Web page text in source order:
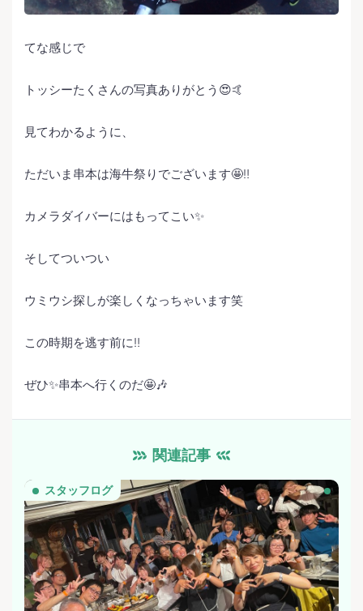
てな感じで
トッシーたくさんの写真ありがとう😍🤙
見てわかるように、
ただいま串本は海牛祭りでございます🤩‼️
カメラダイバーにはもってこい✨
そしてついつい
ウミウシ探しが楽しくなっちゃいます笑
この時期を逃す前に‼️
ぜひ✨串本へ行くのだ🤩🎶
関連記事
スタッフログ